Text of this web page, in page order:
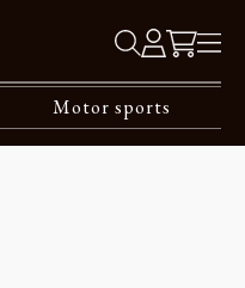
Motor sports